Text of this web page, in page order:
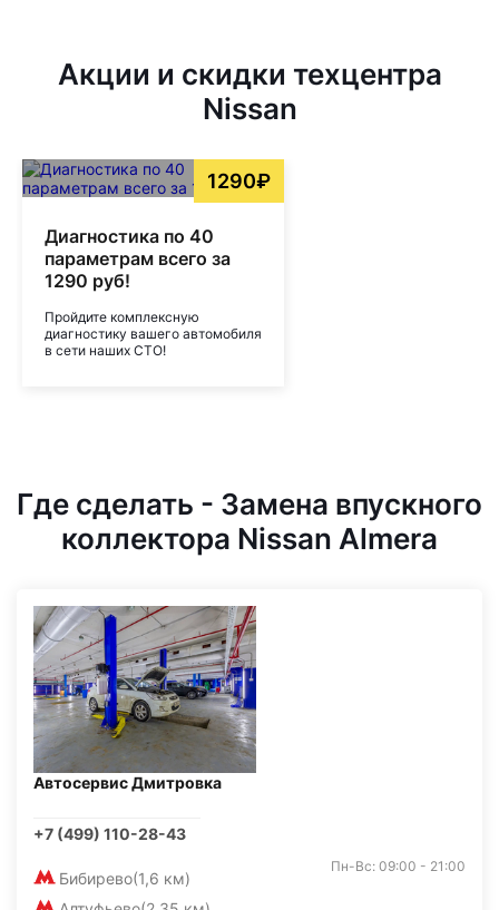
Акции и скидки техцентра
Nissan
1290₽
Диагностика по 40
параметрам всего за
1290 руб!
Пройдите комплексную
диагностику вашего автомобиля
в сети наших СТО!
Где сделать - Замена впускного
коллектора Nissan Almera
Автосервис Дмитровка
+7 (499) 110-28-43
Бибирево(1,6 км)
Пн-Вс: 09:00 - 21:00